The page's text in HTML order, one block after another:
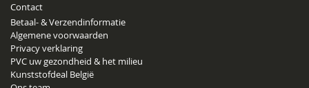
Contact
Betaal- & Verzendinformatie
Algemene voorwaarden
Privacy verklaring
PVC uw gezondheid & het milieu
Kunststofdeal België